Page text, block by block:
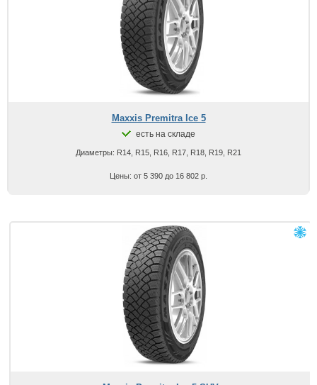
Maxxis Premitra Ice 5
есть на складе
Диаметры: R14, R15, R16, R17, R18, R19, R21
Цены: от 5 390 до 16 802 р.